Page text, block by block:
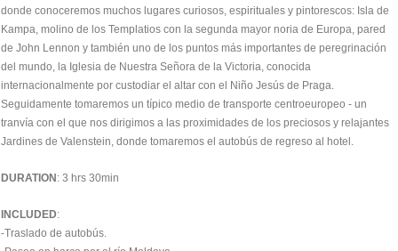
donde conoceremos muchos lugares curiosos, espirituales y pintorescos: Isla de
Kampa, molino de los Templatios con la segunda mayor noria de Europa, pared
de John Lennon y también uno de los puntos más importantes de peregrinación
del mundo, la Iglesia de Nuestra Señora de la Victoria, conocida
internacionalmente por custodiar el altar con el Niño Jesús de Praga.
Seguidamente tomaremos un típico medio de transporte centroeuropeo - un
tranvía con el que nos dirigimos a las proximidades de los preciosos y relajantes
Jardines de Valenstein, donde tomaremos el autobús de regreso al hotel.
DURATION : 3 hrs 30min
INCLUDED:
-Traslado de autobús.